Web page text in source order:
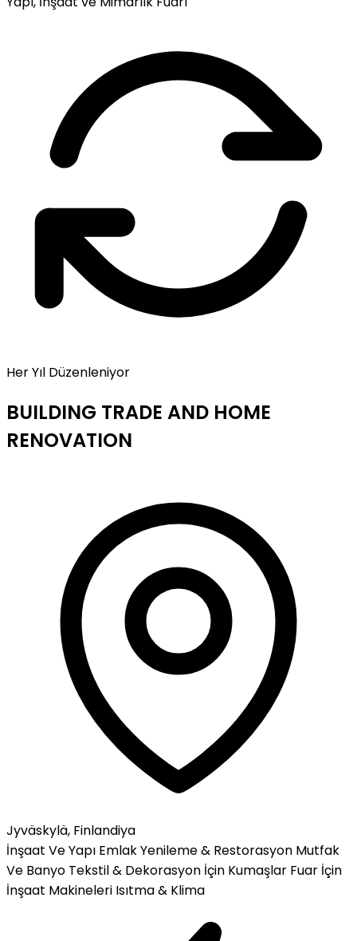
Her Yıl Düzenleniyor
BUILDING TRADE AND HOME
RENOVATION
Jyväskylä, Finlandiya
İnşaat Ve Yapı EmlakYenileme & Restorasyon Mutfak
Ve Banyo Tekstil & Dekorasyon İçin Kumaşlar Fuar İçin
İnşaat Makineleri Isıtma & Klima